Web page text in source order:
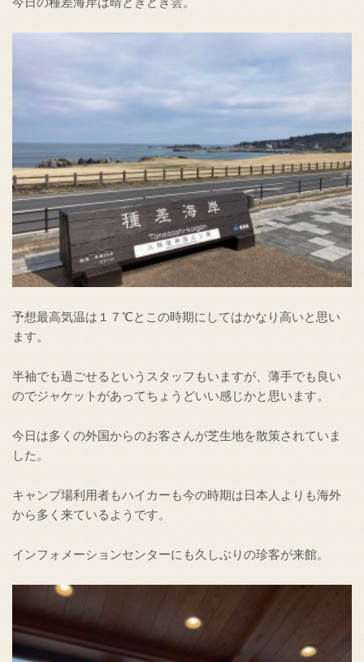
予想最高気温は１７℃とこの時期にしてはかなり高いと思い
ます。
半袖でも過ごせるというスタッフもいますが、薄手でも良い
のでジャケットがあってちょうどいい感じかと思います。
今日は多くの外国からのお客さんが芝生地を散策されていま
した。
キャンプ場利用者もハイカーも今の時期は日本人よりも海外
から多く来ているようです。
インフォメーションセンターにも久しぶりの珍客が来館。